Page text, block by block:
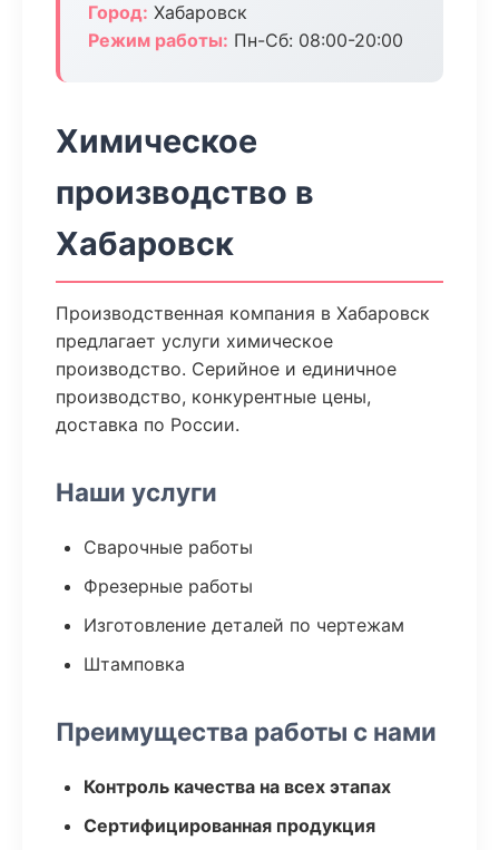
Город: Хабаровск
Режим работы: Пн-Сб: 08:00-20:00
Химическое
производство в
Хабаровск
Производственная компания в Хабаровск
предлагает услуги химическое
производство. Серийное и единичное
производство, конкурентные цены,
доставка по России.
Наши услуги
Сварочные работы
Фрезерные работы
Изготовление деталей по чертежам
Штамповка
Преимущества работы с нами
Контроль качества на всех этапах
Сертифицированная продукция